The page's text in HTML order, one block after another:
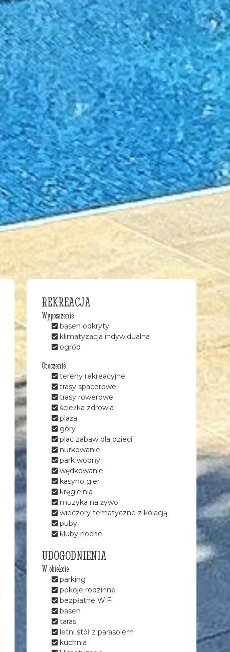
REKREACJA
Wyposażenie
basen odkryty
klimatyzacja indywidualna
ogród
Otoczenie
tereny rekreacyjne
trasy spacerowe
trasy rowerowe
ścieżka zdrowia
plaża
góry
plac zabaw dla dzieci
nurkowanie
park wodny
wędkowanie
kasyno gier
kręgielnia
muzyka na żywo
wieczory tematyczne z kolacją
puby
kluby nocne
UDOGODNIENIA
W obiekcie
parking
pokoje rodzinne
bezpłatne WiFi
basen
taras
letni stół z parasolem
kuchnia